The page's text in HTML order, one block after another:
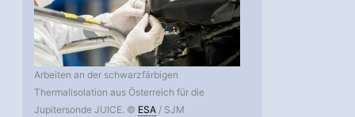
Arbeiten an der schwarzfärbigen
Thermalisolation aus Österreich für die
Jupitersonde JUICE. © ESA / SJM